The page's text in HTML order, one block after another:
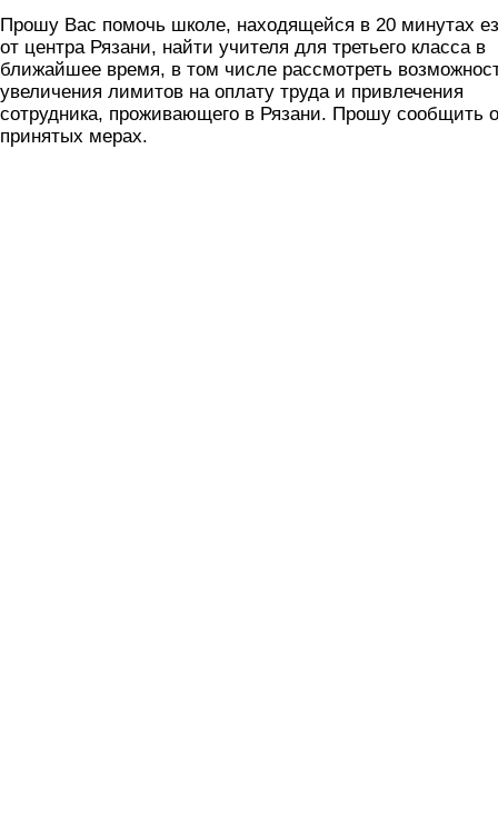
Прошу Вас помочь школе, находящейся в 20 минутах
от центра Рязани, найти учителя для третьего класса в
ближайшее время, в том числе рассмотреть
увеличения лимитов на оплату труда и привлечения
сотрудника, проживающего в Рязани. Прошу сообщить о
принятых мерах.